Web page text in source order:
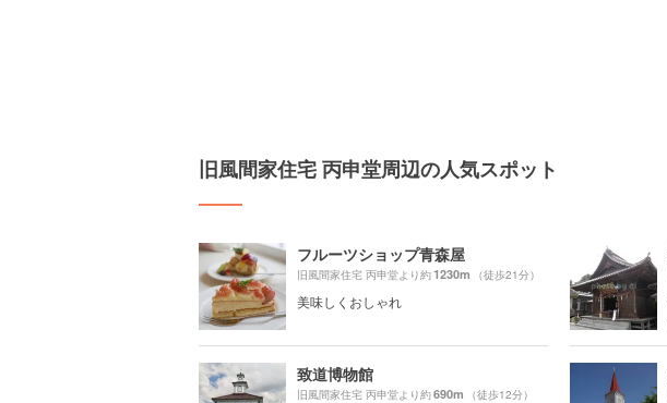
旧風間家住宅 丙申堂周辺の人気スポット
フルーツショップ青森屋
旧風間家住宅 丙申堂より約1230m （徒歩21分）
美味しくおしゃれ
致道博物館
旧風間家住宅 丙申堂より約690m （徒歩12分）